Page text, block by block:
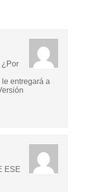
¿Por
entregará a
ESE